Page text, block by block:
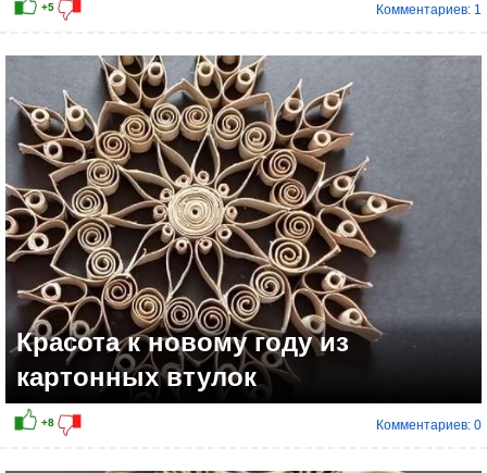
Комментариев: 1
Красота к новому году из
картонных втулок
Комментариев: 0